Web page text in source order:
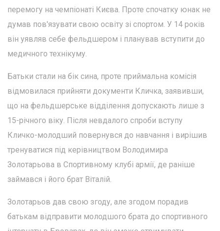
перемогу на чемпіонаті Києва. Проте спочатку юнак не
думав пов'язувати свою освіту зі спортом. У 14 років
він уявляв себе фельдшером і планував вступити до
медичного технікуму.
Батьки стали на бік сина, проте приймальна комісія
відмовилася прийняти документи Кличка, заявивши,
що на фельдшерське відділення допускають лише з
15-річного віку. Після невдалого спроби вступу
Кличко-молодший повернувся до навчання і вирішив
тренуватися під керівництвом Володимира
Золотарьова в Спортивному клубі армії, де раніше
займався і його брат Віталій.
Золотарьов дав свою згоду, але згодом порадив
батькам відправити молодшого брата до спортивного